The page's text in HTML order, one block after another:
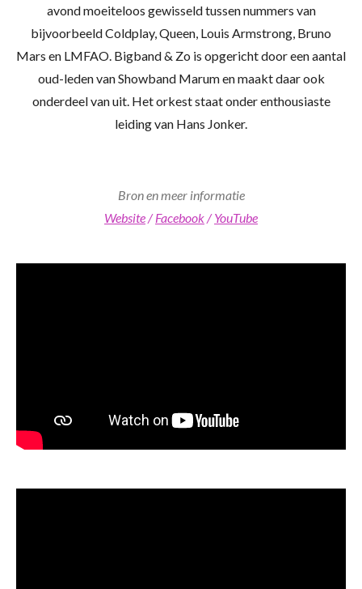
avond moeiteloos gewisseld tussen nummers van
bijvoorbeeld Coldplay, Queen, Louis Armstrong, Bruno
Mars en LMFAO. Bigband & Zo is opgericht door een aantal
oud-leden van Showband Marum en maakt daar ook
onderdeel van uit. Het orkest staat onder enthousiaste
leiding van Hans Jonker.
Bron en meer informatie
Website/Facebook/YouTube